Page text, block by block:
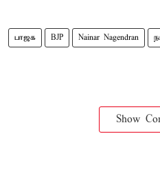
பாஜக BJP Nainar Nagendran
Show